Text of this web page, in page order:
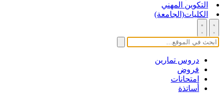
التكوين المهني
الكليات(الجامعة)
دروس تمارين
فروض
امتحانات
أساتذة